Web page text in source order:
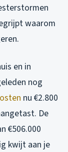
waarom
en in
nog
nu €2.800
De
€506.000
kwijt aan je